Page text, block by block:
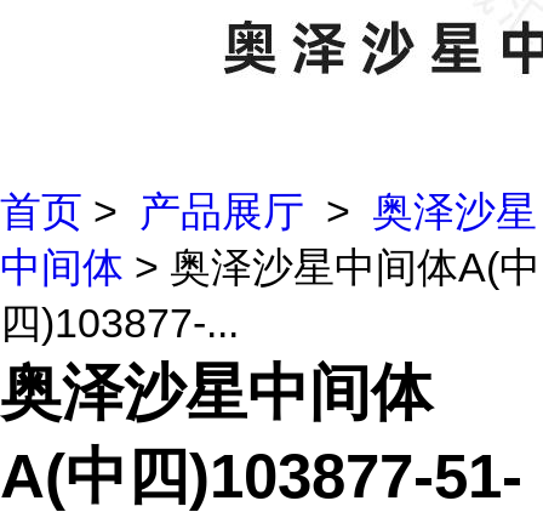
首页 > 产品展厅 > 奥泽沙星
中间体 > 奥泽沙星中间体A(中
四)103877-...
奥泽沙星中间体
A(中四)103877-51-